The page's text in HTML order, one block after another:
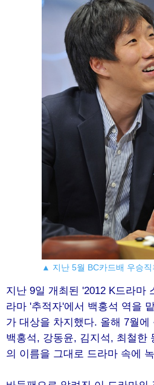
▲ 지난 5월 BC카드배 우승
지난 9일 개최된 '2012 K드라마
라마 '추적자'에서 백홍석 역을
가 대상을 차지했다. 올해 7월
백홍석, 강동윤, 김지석, 최철한
의 이름을 그대로 드라마 속에